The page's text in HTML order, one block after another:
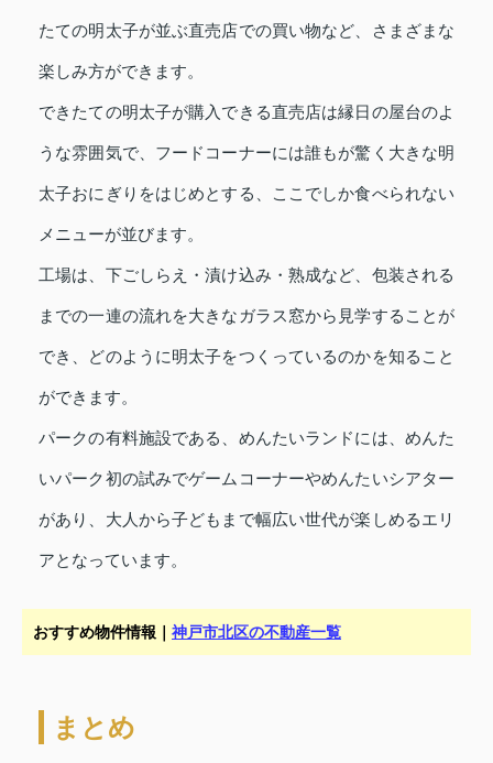
たての明太子が並ぶ直売店での買い物など、さまざまな
楽しみ方ができます。
できたての明太子が購入できる直売店は縁日の屋台のよ
うな雰囲気で、フードコーナーには誰もが驚く大きな明
太子おにぎりをはじめとする、ここでしか食べられない
メニューが並びます。
工場は、下ごしらえ・漬け込み・熟成など、包装される
までの一連の流れを大きなガラス窓から見学することが
でき、どのように明太子をつくっているのかを知ること
ができます。
パークの有料施設である、めんたいランドには、めんた
いパーク初の試みでゲームコーナーやめんたいシアター
があり、大人から子どもまで幅広い世代が楽しめるエリ
アとなっています。
おすすめ物件情報｜ 神戸市北区の不動産一覧
まとめ